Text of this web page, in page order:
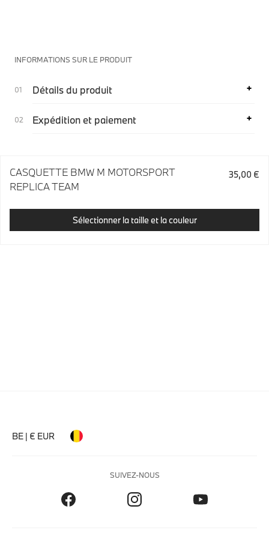
INFORMATIONS SUR LE PRODUIT
Détails du produit
Expédition et paiement
CASQUETTE BMW M MOTORSPORT
REPLICA TEAM
35,00 €
Sélectionner la taille et la couleur
BE | € EUR
SUIVEZ-NOUS